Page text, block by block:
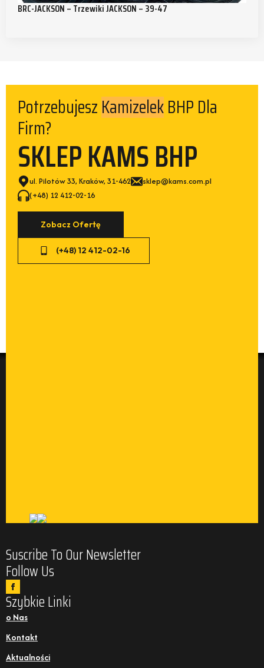
BRC-JACKSON – Trzewiki JACKSON – 39-47
PotrzebujeszKamizelekBHP Dla
Firm?
SKLEP KAMS BHP
ul. Pilotów 33, Kraków, 31-462
sklep@kams.com.pl
(+48) 12 412-02-16
Zobacz Ofertę
(+48) 12 412-02-16
Suscribe To Our Newsletter
Follow Us
Szybkie Linki
o Nas
Kontakt
Aktualności